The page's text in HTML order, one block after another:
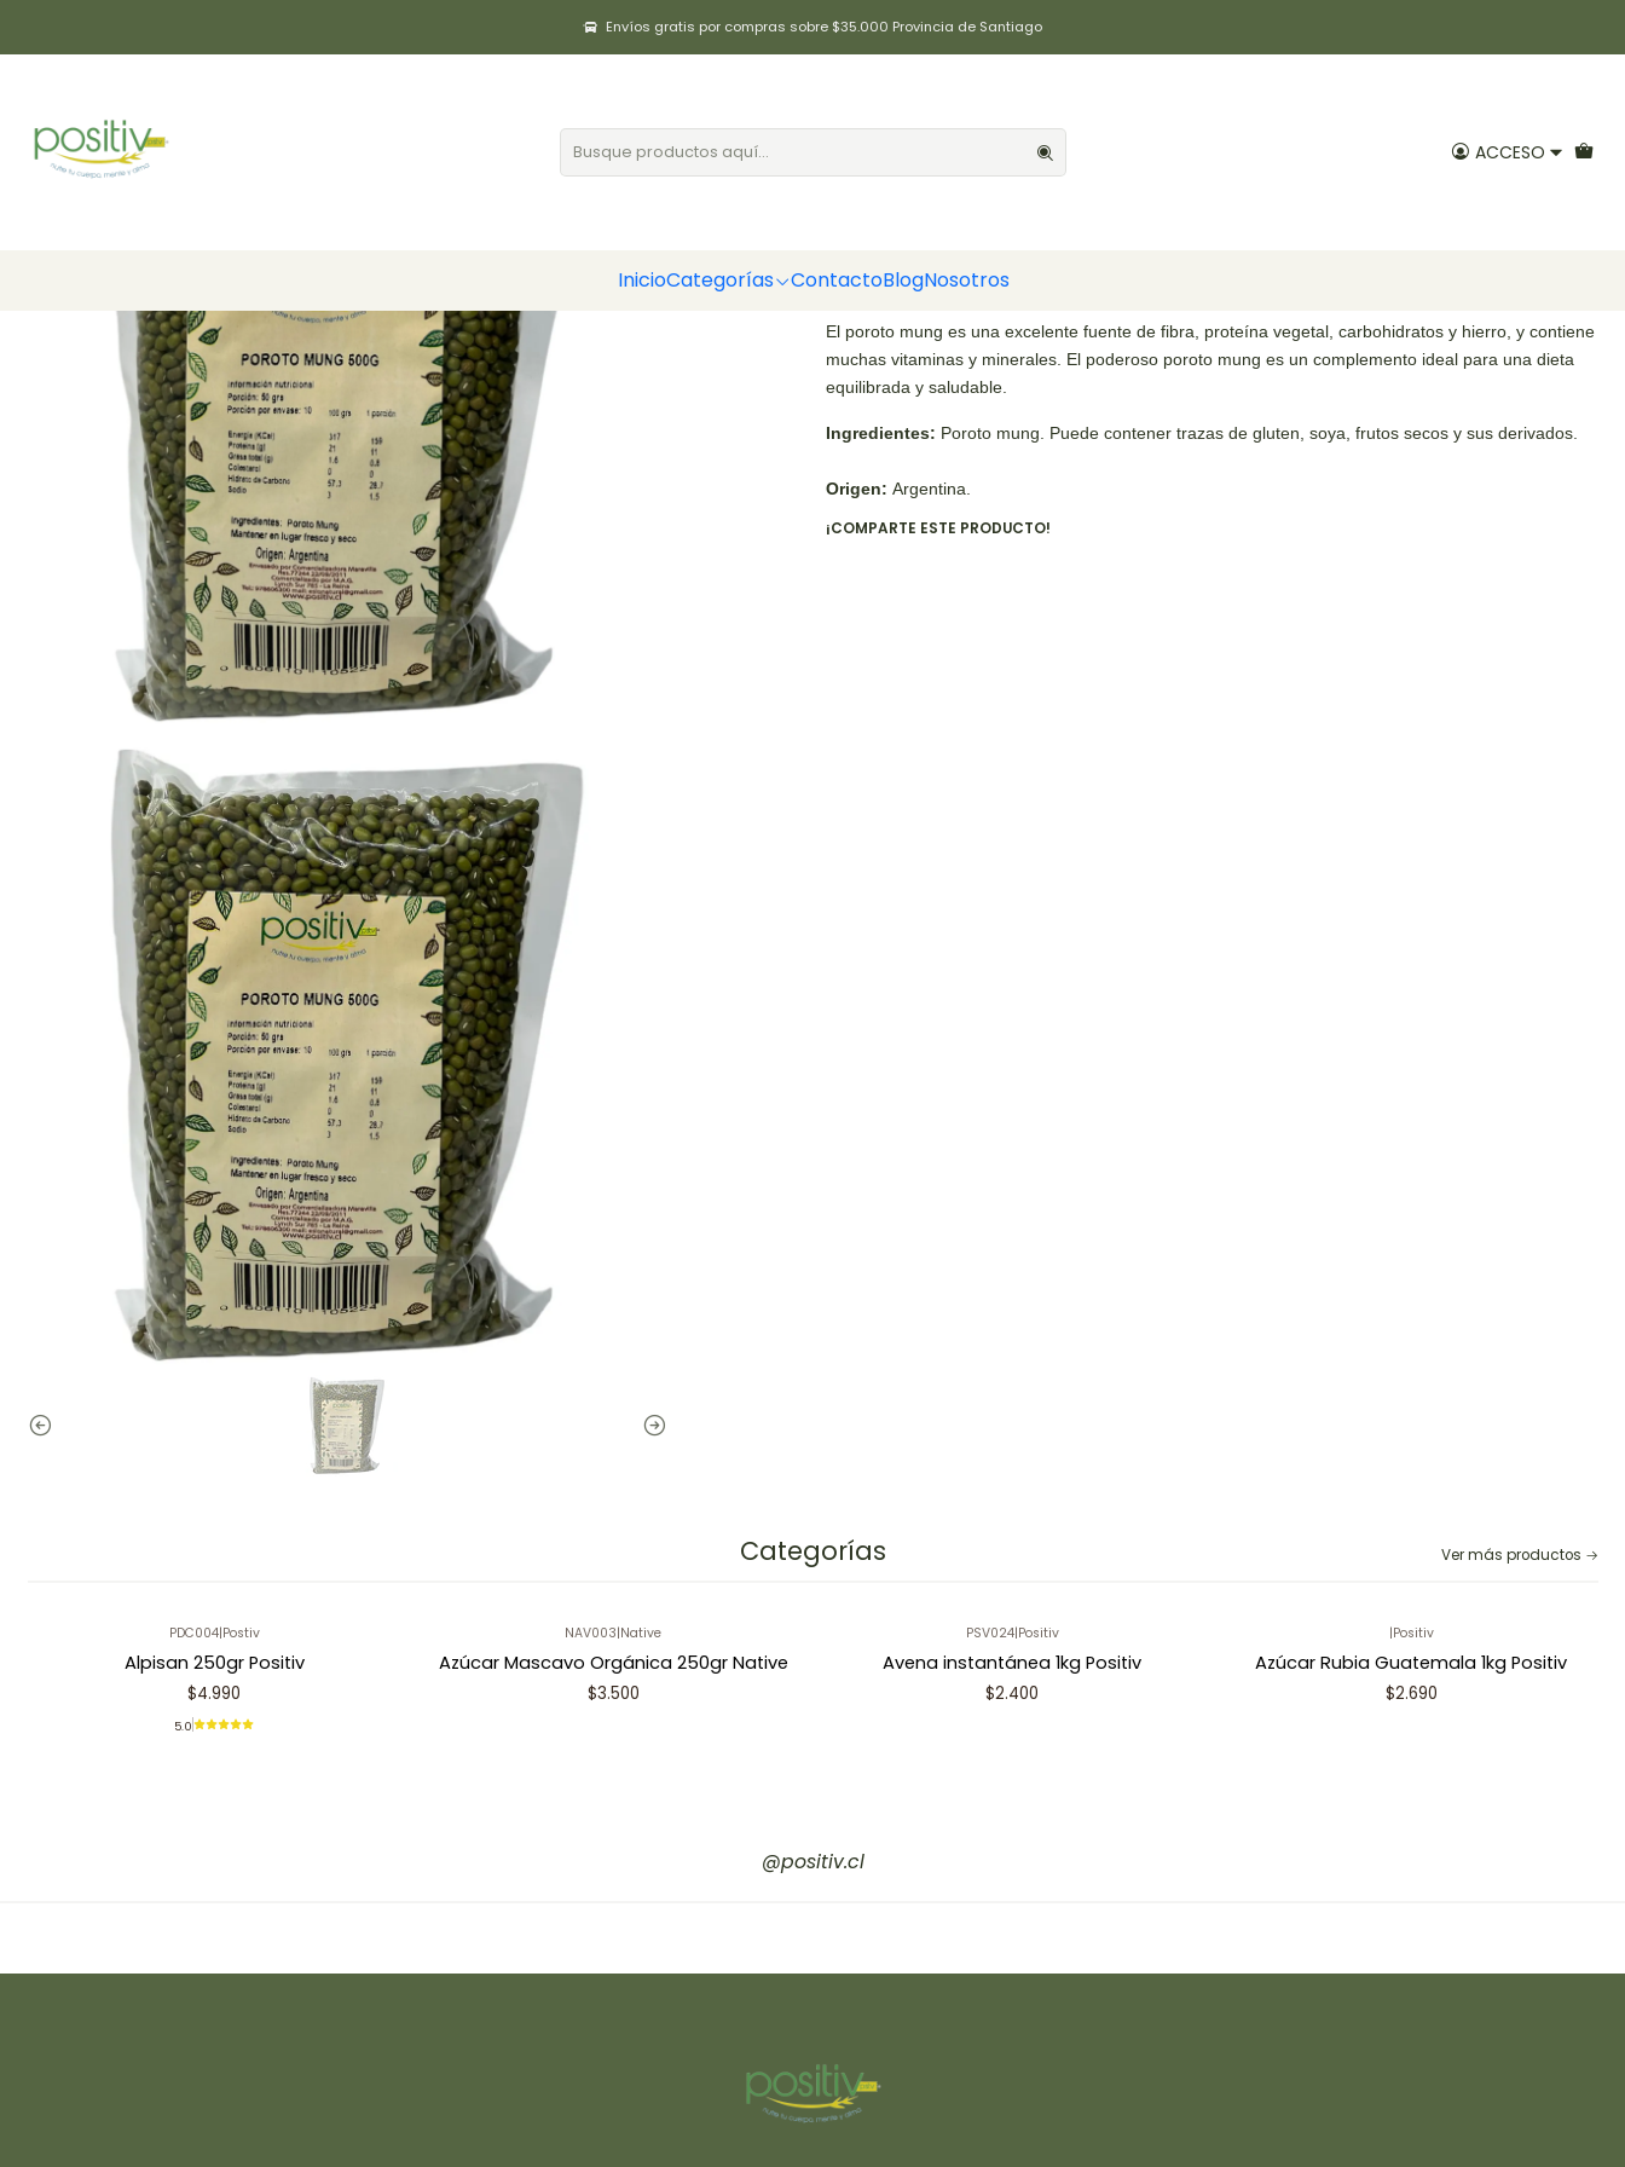
ACCESO
InicioCategorías ContactoBlogNosotros
Envíos gratis por compras sobre $35.000 Provincia de Santiago
Inicio Granos / Legumbres Poroto Mung 500gr Positiv
DESCRIPCIÓN
El poroto mung es una excelente fuente de fibra, proteína vegetal, carbohidratos y hierro, y contiene
muchas vitaminas y minerales. El poderoso poroto mung es un complemento ideal para una dieta
equilibrada y saludable.
Ingredientes: Poroto mung. Puede contener trazas de gluten, soya, frutos secos y sus derivados.
Origen: Argentina.
¡COMPARTE ESTE PRODUCTO!
Categorías Ver más productos
PDC004|Postiv
Alpisan 250gr Positiv
$4.990
5.0
NAV003|Native
Azúcar Mascavo Orgánica 250gr Native
$3.500
PSV024|Positiv
Avena instantánea 1kg Positiv
$2.400
|Positiv
Azúcar Rubia Guatemala 1kg Positiv
$2.690
@positiv.cl